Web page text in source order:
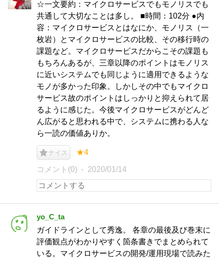
☆一文要約：マイクロサービスでもモノリスでも
共通して大切なことは多し。 ■時間：102分 ●内
容：マイクロサービスとはなにか、モノリス（一
枚岩）とマイクロサービスの比較、その移行時の
課題など。マイクロサービスだからこその課題も
もちろんあるが、三章以降のポイントはモノリス
に近いシステムでも同じように適用できるような
モノが多かった印象。しかしその中でもマイクロ
サービス故のポイントはしっかりと抑えられて居
るように感じた。今後マイクロサービスがどんど
ん広がると思われる中で、システムに携わる人な
ら一読の価値ありか。
ナイス ★4
コメント(0) 2020/01/14
yo_C_ta
ガイドラインとして秀逸。 各章の最後及び巻末に
評価観点がわかりやすく箇条書きでまとめられて
いる。マイクロサービスの開発/運用現場で読みた